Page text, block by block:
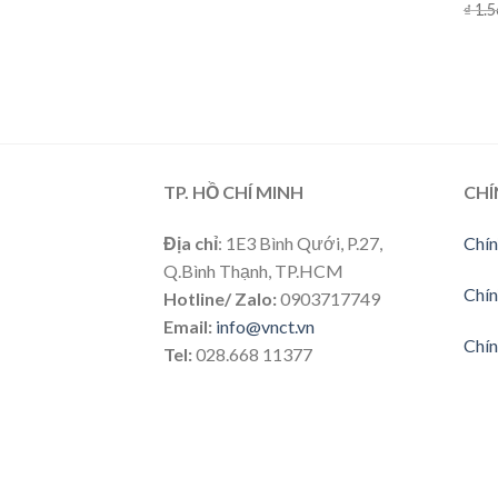
₫
TP. HỒ CHÍ MINH
Địa chỉ: 1E3 Bình Qưới, P.27,
Q.Bình Thạnh, TP.HCM
Hotline/ Zalo:0903717749
Email: info@vnct.vn
Tel:028.668 11377